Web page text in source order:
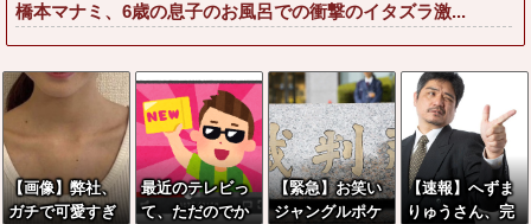
橋本マナミ、6歳の息子のお風呂での衝撃のイタズラ激...
【画像】弊社、
ガチで可愛すぎ
最近のテレビっ
て、ただのでか
【緊急】お笑い
ジャングルポケ
【速報】へずま
りゅうさん、完